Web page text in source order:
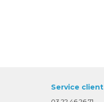
Service client